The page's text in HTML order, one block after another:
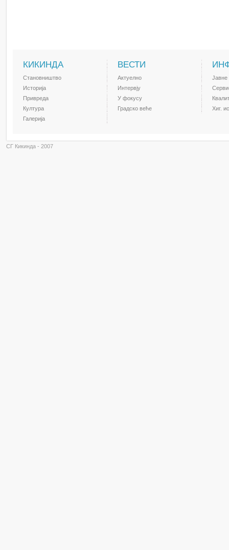
КИКИНДА
Становништво
Историја
Привреда
Култура
Галерија
ВЕСТИ
Актуелно
Интервју
У фокусу
Градско веће
Јавне
Хиг.
СГ Кикинда - 2007